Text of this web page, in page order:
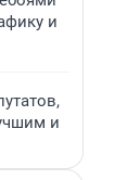
и
и